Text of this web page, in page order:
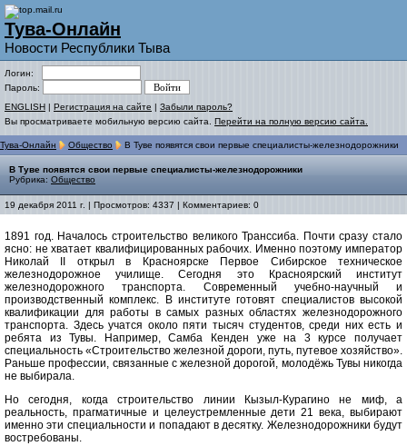
Тува-Онлайн
Новости Республики Тыва
Логин:
Пароль:
ENGLISH | Регистрация на сайте | Забыли пароль?
Вы просматриваете мобильную версию сайта. Перейти на полную версию сайта.
Тува-Онлайн Общество В Туве появятся свои первые специалисты-железнодорожники
В Туве появятся свои первые специалисты-железнодорожники
Рубрика: Общество
19 декабря 2011 г. | Просмотров: 4337 | Комментариев: 0
1891 год. Началось строительство великого Транссиба. Почти сразу стало
ясно: не хватает квалифицированных рабочих. Именно поэтому император
Николай II открыл в Красноярске Первое Сибирское техническое
железнодорожное училище. Сегодня это Красноярский институт
железнодорожного транспорта. Современный учебно-научный и
производственный комплекс. В институте готовят специалистов высокой
квалификации для работы в самых разных областях железнодорожного
транспорта. Здесь учатся около пяти тысяч студентов, среди них есть и
ребята из Тувы. Например, Самба Кенден уже на 3 курсе получает
специальность «Строительство железной дороги, путь, путевое хозяйство».
Раньше профессии, связанные с железной дорогой, молодёжь Тувы никогда
не выбирала.
Но сегодня, когда строительство линии Кызыл-Курагино не миф, а
реальность, прагматичные и целеустремленные дети 21 века, выбирают
именно эти специальности и попадают в десятку. Железнодорожники будут
востребованы.